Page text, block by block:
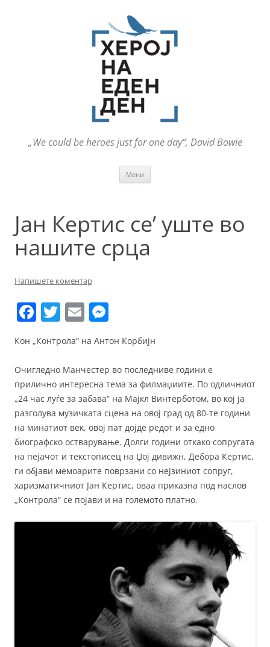
„We could be heroes just for one day“, David Bowie
Мени
Јан Кертис се’ уште во
нашите срца
Напишете коментар
F
a
c
e
b
o
o
k
T
itt
er
E
m
ai
l
ss
e
n
g
er
Кон „Контрола“ на Антон Корбијн
Очигледно Манчестер во последниве години е
прилично интересна тема за филмаџиите. По одличниот
„24 час луѓе за забава“ на Мајкл Винтерботом, во кој ја
разголува музичката сцена на овој град од 80-те години
на минатиот век, овој пат дојде редот и за едно
биографско остварување. Долги години откако сопругата
на пејачот и текстописец на Џој дивижн, Дебора Кертис,
ги објави мемоарите поврзани со нејзиниот сопруг,
харизматичниот Јан Кертис, оваа приказна под наслов
„Контрола“ се појави и на големото платно.